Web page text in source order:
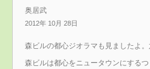
奥居武
2012年 10月 28日
森ビルの都心ジオラマも見ましたよ。
森ビルは都心をニュータウンにする